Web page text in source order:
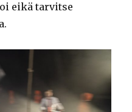
eikä tarvitse